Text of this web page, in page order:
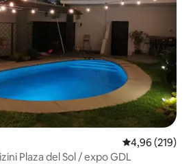
Prosječna
4,96 (219)
Plaza del Sol / expo GDL